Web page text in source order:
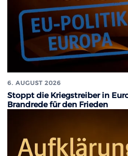
6. AUGUST 2026
Stoppt die Kriegstreiber in
Brandrede für den Frieden